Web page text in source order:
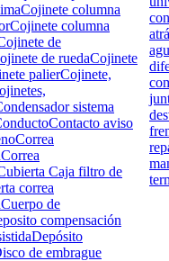
Cojinete columna
Cojinete columna
de
de ruedaCojinete
palierCojinete,
sistema
Contacto aviso
Correa
Correa
Caja filtro de
correa
Cuerpo de
compensación
Depósito
de embrague